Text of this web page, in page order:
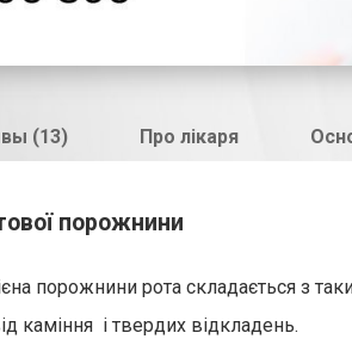
(13) Про лікаря
порожнини
порожнини рота складається з
каміння і твердих відкладень.